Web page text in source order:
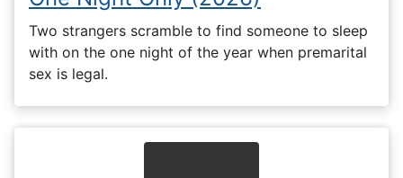
Two strangers scramble to find someone to sleep
with on the one night of the year when premarital
sex is legal.